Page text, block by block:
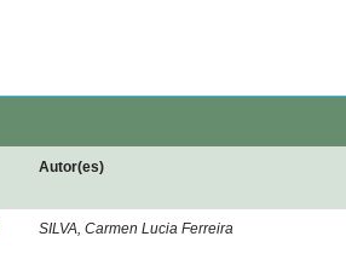
Autor(es)
SILVA, Carmen Lucia Ferreira